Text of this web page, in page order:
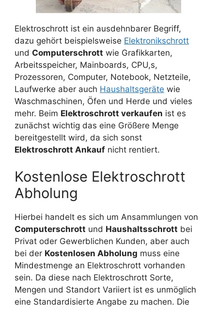
Elektroschrott ist ein ausdehnbarer Begriff,
dazu gehört beispielsweise Elektronikschrott
und Computerschrott wie Grafikkarten,
Arbeitsspeicher, Mainboards, CPU,s,
Prozessoren, Computer, Notebook, Netzteile,
Laufwerke aber auch Haushaltsgeräte wie
Waschmaschinen, Öfen und Herde und vieles
mehr. Beim Elektroschrott verkaufen ist es
zunächst wichtig das eine Größere Menge
bereitgestellt wird, da sich sonst
Elektroschrott Ankauf nicht rentiert.
Kostenlose Elektroschrott
Abholung
Hierbei handelt es sich um Ansammlungen von
Computerschrott und Haushaltsschrott bei
Privat oder Gewerblichen Kunden, aber auch
bei der Kostenlosen Abholung muss eine
Mindestmenge an Elektroschrott vorhanden
sein. Da diese nach Elektroschrott Sorte,
Mengen und Standort Variiert ist es unmöglich
eine Standardisierte Angabe zu machen. Die